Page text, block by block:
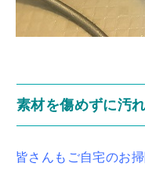
素材を傷めずに汚
皆さんもご自宅のお